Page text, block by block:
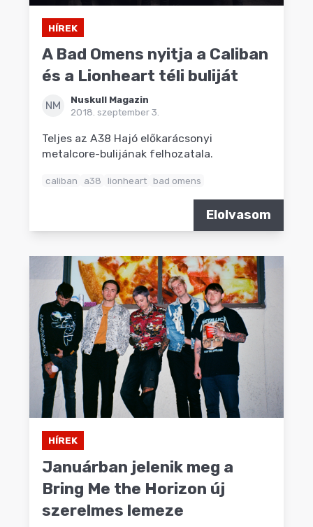
HÍREK
A Bad Omens nyitja a Caliban
és a Lionheart téli buliját
NM
Nuskull Magazin
2018. szeptember 3.
Teljes az A38 Hajó előkarácsonyi
metalcore-bulijának felhozatala.
caliban a38 lionheart bad omens
Elolvasom
HÍREK
Januárban jelenik meg a
Bring Me the Horizon új
szerelmes lemeze